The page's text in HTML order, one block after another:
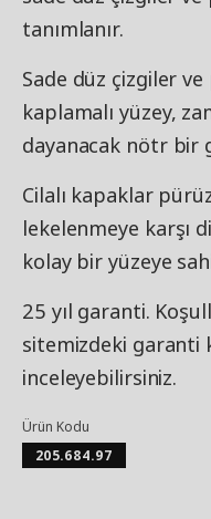
tanımlanır.
Sade düz çizgiler
kaplamalı yüzey,
dayanacak nötr bir
Cilalı kapaklar
lekelenmeye karşı
kolay bir yüzeye
25 yıl garanti.
sitemizdeki garanti
inceleyebilirsiniz.
Ürün Kodu
205.684.97